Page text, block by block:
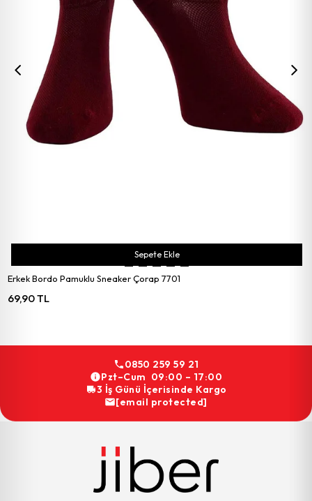
Erkek Bordo Pamuklu Sneaker Çorap 7701
69,90 TL
Sepete Ekle
0850 259 59 21
Pzt–Cum 09:00 – 17:00
3 İş Günü İçerisinde Kargo
[email protected]